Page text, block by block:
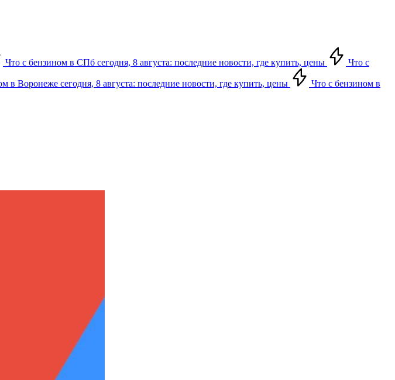
Что с бензином в СПб сегодня, 8 августа: последние новости, где купить, цены Что с
в Воронеже сегодня, 8 августа: последние новости, где купить, цены
Что с бензином в